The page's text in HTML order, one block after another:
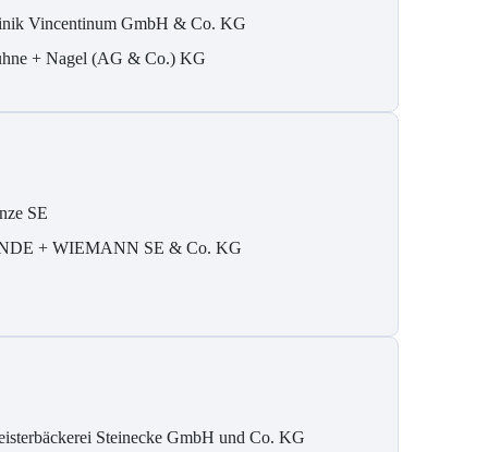
Vincentinum GmbH & Co. KG
+ Nagel (AG & Co.) KG
SE
+ WIEMANN SE & Co. KG
Steinecke GmbH und Co. KG